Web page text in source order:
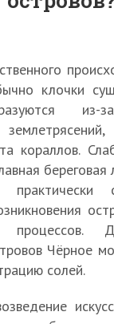
клочки
из-
кораллов.
береговая
процессов.
Чёрное
солей.